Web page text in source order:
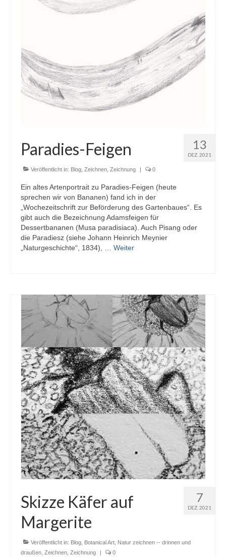
13
DEZ. 2021
Paradies-Feigen
Veröffentlicht in: Blog Zeichnen Zeichnung | 0
Ein altes Artenportrait zu Paradies-Feigen (heute
sprechen wir von Bananen) fand ich in der
„Wochezeitschrift zur Beförderung des Gartenbaues“. Es
gibt auch die Bezeichnung Adamsfeigen für
Dessertbananen (Musa paradisiaca). Auch Pisang oder
die Paradiesz (siehe Johann Heinrich Meynier
„Naturgeschichte“, 1834), … Weiter
7
DEZ. 2021
Skizze Käfer auf
Margerite
Veröffentlicht in: Blog Botanical Art Natur zeichnen -- drinnen und
draußen Zeichnen Zeichnung | 0